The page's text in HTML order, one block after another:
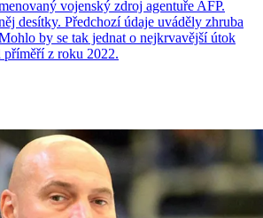
vojenský zdroj agentuře AFP.
desítky. Předchozí údaje uváděly zhruba
by se tak jednat o nejkrvavější útok
příměří z roku 2022.